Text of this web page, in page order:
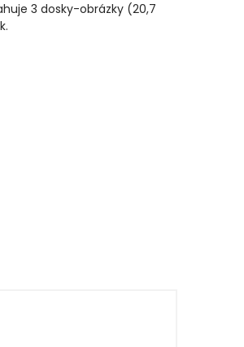
3 dosky-obrázky (20,7